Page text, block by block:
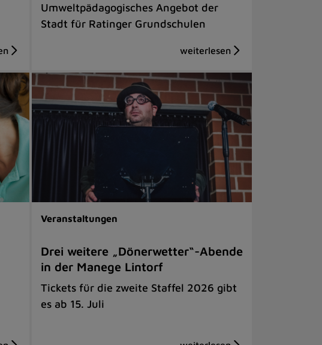
Umweltpädagogisches Angebot der
Stadt für Ratinger Grundschulen
Veranstaltungen
Drei weitere „Dönerwetter“-Abende
in der Manege Lintorf
Tickets für die zweite Staffel 2026 gibt
es ab 15. Juli